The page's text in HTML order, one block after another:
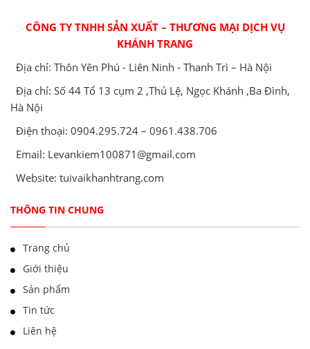
CÔNG TY TNHH SẢN XUẤT – THƯƠNG MẠI DỊCH VỤ
KHÁNH TRANG
Địa chỉ: Thôn Yên Phú - Liên Ninh - Thanh Trì – Hà Nội
Địa chỉ: Số 44 Tổ 13 cụm 2 ,Thủ Lệ, Ngọc Khánh ,Ba Đình,
Hà Nội
Điện thoại: 0904.295.724 – 0961.438.706
Email: Levankiem100871@gmail.com
Website: tuivaikhanhtrang.com
THÔNG TIN CHUNG
Trang chủ
Giới thiệu
Sản phẩm
Tin tức
Liên hệ